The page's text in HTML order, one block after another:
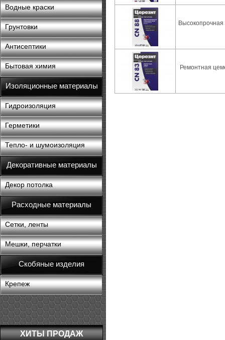
Водные краски
Грунтовки
Антисептики
Бытовая химия
Изоляционные материалы
Гидроизоляция
Герметики
Тепло- и шумоизоляция
Декоративные материалы
Декор потолка
Расходные материалы
Сетки, ленты
Мешки, перчатки
Скобяные изделия
Крепеж
ХИТЫ ПРОДАЖ
Ремонтная